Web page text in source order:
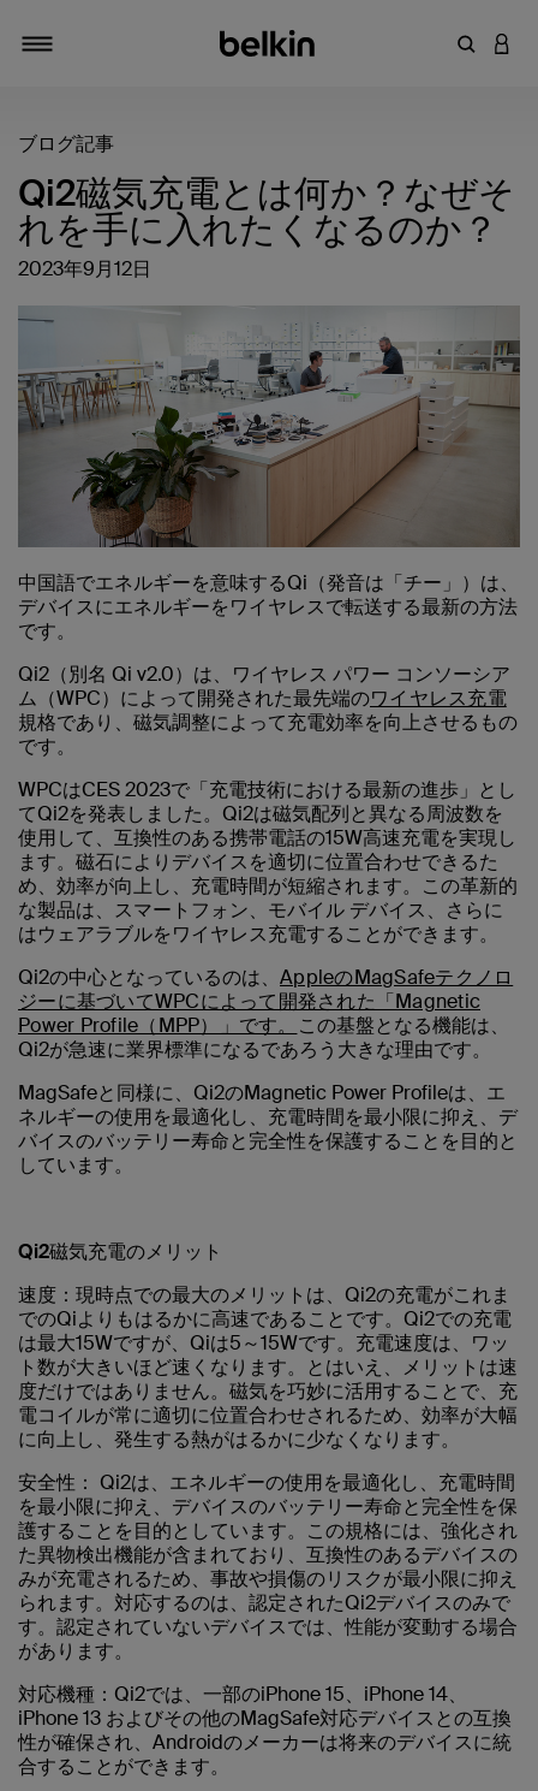
キーワアカ
ブログ記事
Qi2磁気充電とは何か？なぜそ
れを手に入れたくなるのか？
2023年9月12日
中国語でエネルギーを意味するQi（発音は「チー」）は、
デバイスにエネルギーをワイヤレスで転送する最新の方法
です。
Qi2（別名 Qi v2.0）は、ワイヤレス パワー コンソーシア
ム（WPC）によって開発された最先端のワイヤレス充電
規格であり、磁気調整によって充電効率を向上させるもの
です。
WPCはCES 2023で「充電技術における最新の進歩」とし
てQi2を発表しました。Qi2は磁気配列と異なる周波数を
使用して、互換性のある携帯電話の15W高速充電を実現し
ます。磁石によりデバイスを適切に位置合わせできるた
め、効率が向上し、充電時間が短縮されます。この革新的
な製品は、スマートフォン、モバイル デバイス、さらに
はウェアラブルをワイヤレス充電することができます。
Qi2の中心となっているのは、 AppleのMagSafeテクノロ
ジーに基づいてWPCによって開発された「Magnetic
Power Profile（MPP）」です。
この基盤となる機能は、
Qi2が急速に業界標準になるであろう大きな理由です。
MagSafeと同様に、Qi2のMagnetic Power Profileは、エ
ネルギーの使用を最適化し、充電時間を最小限に抑え、デ
バイスのバッテリー寿命と完全性を保護することを目的と
しています。
Qi2磁気充電のメリット
速度： 現時点での最大のメリットは、Qi2の充電がこれま
でのQiよりもはるかに高速であることです。Qi2での充電
は最大15Wですが、Qiは5～15Wです。充電速度は、ワッ
ト数が大きいほど速くなります。とはいえ、メリットは速
度だけではありません。磁気を巧妙に活用することで、充
電コイルが常に適切に位置合わせされるため、効率が大幅
に向上し、発生する熱がはるかに少なくなります。
安全性： Qi2は、エネルギーの使用を最適化し、充電時間
を最小限に抑え、デバイスのバッテリー寿命と完全性を保
護することを目的としています。この規格には、強化され
た異物検出機能が含まれており、互換性のあるデバイスの
みが充電されるため、事故や損傷のリスクが最小限に抑え
られます。対応するのは、認定されたQi2デバイスのみで
す。認定されていないデバイスでは、性能が変動する場合
があります。
対応機種： Qi2では、一部のiPhone 15、iPhone 14、
iPhone 13 およびその他のMagSafe対応デバイスとの互換
性が確保され、Androidのメーカーは将来のデバイスに統
合することができます。